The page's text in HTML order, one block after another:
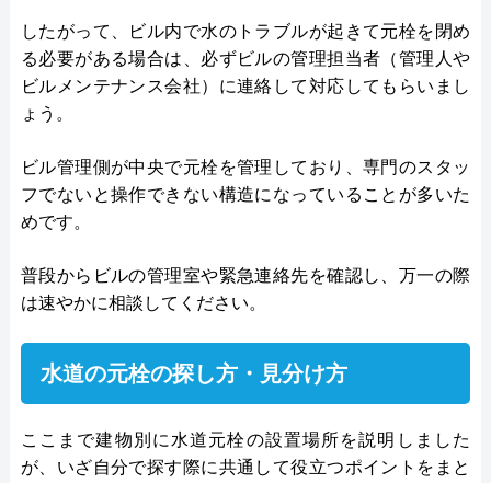
したがって、ビル内で水のトラブルが起きて元栓を閉め
る必要がある場合は、必ずビルの管理担当者（管理人や
ビルメンテナンス会社）に連絡して対応してもらいまし
ょう。
ビル管理側が中央で元栓を管理しており、専門のスタッ
フでないと操作できない構造になっていることが多いた
めです。
普段からビルの管理室や緊急連絡先を確認し、万一の際
は速やかに相談してください。
水道の元栓の探し方・見分け方
ここまで建物別に水道元栓の設置場所を説明しました
が、いざ自分で探す際に共通して役立つポイントをまと